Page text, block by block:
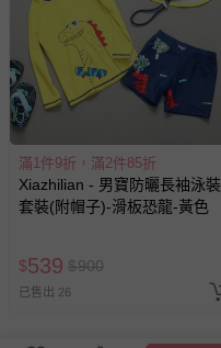
滿1件9折，滿2件85折
Xiazhilian - 男寶防曬長袖泳裝
套裝(附帽子)-滑板恐龍-黃色
$539 $900
已售出 26